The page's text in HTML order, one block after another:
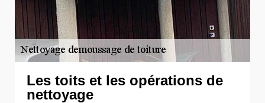
Les toits et les opérations de
nettoyage